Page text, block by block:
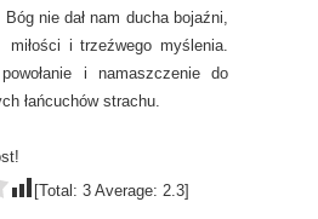
nie dał nam ducha bojaźni,
i trzeźwego myślenia.
i namaszczenie do
łańcuchów strachu.
[Total: 3 Average: 2.3]